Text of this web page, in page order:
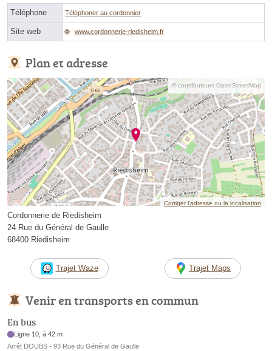
Téléphone Téléphoner au cordonnier
Site web www.cordonnerie-riedisheim.fr
Plan et adresse
© contributeurs OpenStreetMap
Corriger l’adresse ou la localisation
Cordonnerie de Riedisheim
24 Rue du Général de Gaulle
68400 Riedisheim
Trajet Waze Trajet Maps
Venir en transports en commun
En bus
Ligne 10, à 42 m
Arrêt DOUBS - 93 Rue du Général de Gaulle